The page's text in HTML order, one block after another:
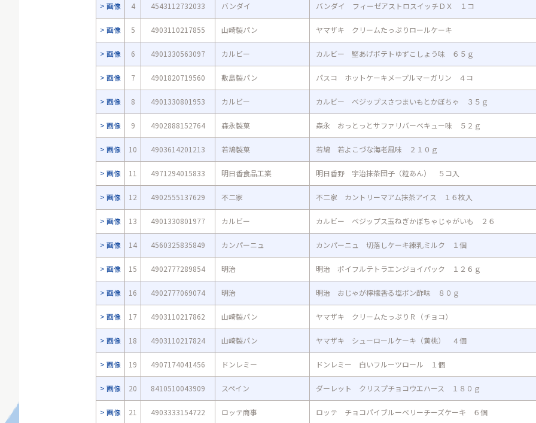
画像 4 4543112732033 バンダイ バンダイ フィーゼアストロスイッチＤＸ １コ
画像 5 4903110217855 山崎製パン ヤマザキ クリームたっぷりロールケーキ
画像 6 4901330563097 カルビー カルビー 堅あげポテトゆずこしょう味 ６５ｇ
画像 7 4901820719560 敷島製パン パスコ ホットケーキメープルマーガリン ４コ
画像 8 4901330801953 カルビー カルビー ベジップスさつまいもとかぼちゃ ３５ｇ
画像 9 4902888152764 森永製菓 森永 おっとっとサファリバーベキュー味 ５２ｇ
画像 10 4903614201213 若鳩製菓 若鳩 若よこづな海老風味 ２１０ｇ
画像 11 4971294015833 明日香食品工業 明日香野 宇治抹茶団子（粒あん） ５コ入
画像 12 4902555137629 不二家 不二家 カントリーマアム抹茶アイス １６枚入
画像 13 4901330801977 カルビー カルビー ベジップス玉ねぎかぼちゃじゃがいも ２６
画像 14 4560325835849 カンパーニュ カンパーニュ 切落しケーキ練乳ミルク １個
画像 15 4902777289854 明治 明治 ポイフルテトラエンジョイパック １２６ｇ
画像 16 4902777069074 明治 明治 おじゃが檸檬香る塩ポン酢味 ８０ｇ
画像 17 4903110217862 山崎製パン ヤマザキ クリームたっぷりＲ（チョコ）
画像 18 4903110217824 山崎製パン ヤマザキ シューロールケーキ（黄桃） ４個
画像 19 4907174041456 ドンレミー ドンレミー 白いフルーツロール １個
画像 20 8410510043909 スペイン ダーレット クリスプチョコウエハース １８０ｇ
画像 21 4903333154722 ロッテ商事 ロッテ チョコパイブルーベリーチーズケーキ ６個